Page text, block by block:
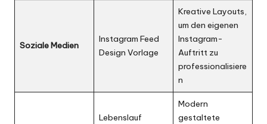
Soziale Medien
Instagram Feed
Design Vorlage
Kreative Layouts,
um den eigenen
Instagram-
Auftritt zu
professionalisiere
n
Lebenslauf
Modern
gestaltete